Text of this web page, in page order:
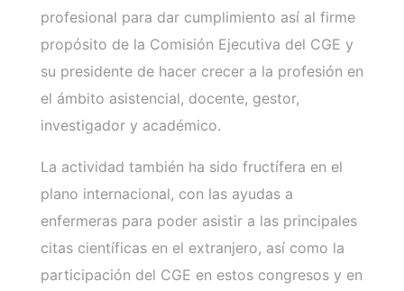
profesional para dar cumplimiento así al firme
propósito de la Comisión Ejecutiva del CGE y
su presidente de hacer crecer a la profesión en
el ámbito asistencial, docente, gestor,
investigador y académico.
La actividad también ha sido fructífera en el
plano internacional, con las ayudas a
enfermeras para poder asistir a las principales
citas científicas en el extranjero, así como la
participación del CGE en estos congresos y en